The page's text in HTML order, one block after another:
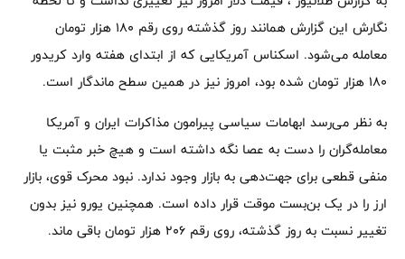
نگارش این گزارش همانند روز گذشته روی رقم 180 هزار تومان
معامله می‌شود. اسکناس آمریکایی که از ابتدای هفته وارد کریدور
180 هزار تومان شده بود، امروز نیز در همین سطح ماندگار است.
به نظر می‌رسد ابهامات سیاسی پیرامون مذاکرات ایران و آمریکا
معامله‌گران را دست به عصا نگه داشته است و هیچ خبر مثبت یا
منفی قطعی برای جهت‌دهی به بازار وجود ندارد. نبود محرک قوی، بازار
ارز را در یک بن‌بست موقت قرار داده است. همچنین یورو نیز بدون
تغییر نسبت به روز گذشته، روی رقم 206 هزار تومان باقی ماند.